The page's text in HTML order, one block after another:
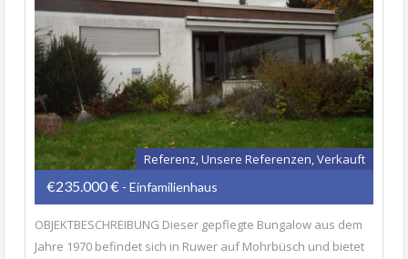
Referenz, Unsere Referenzen, Verkauft
€235.000 € - Einfamilienhaus
OBJEKTBESCHREIBUNG Dieser gepflegte Bungalow aus dem
Jahre 1970 befindet sich in Ruwer auf Mohrbüsch und bietet